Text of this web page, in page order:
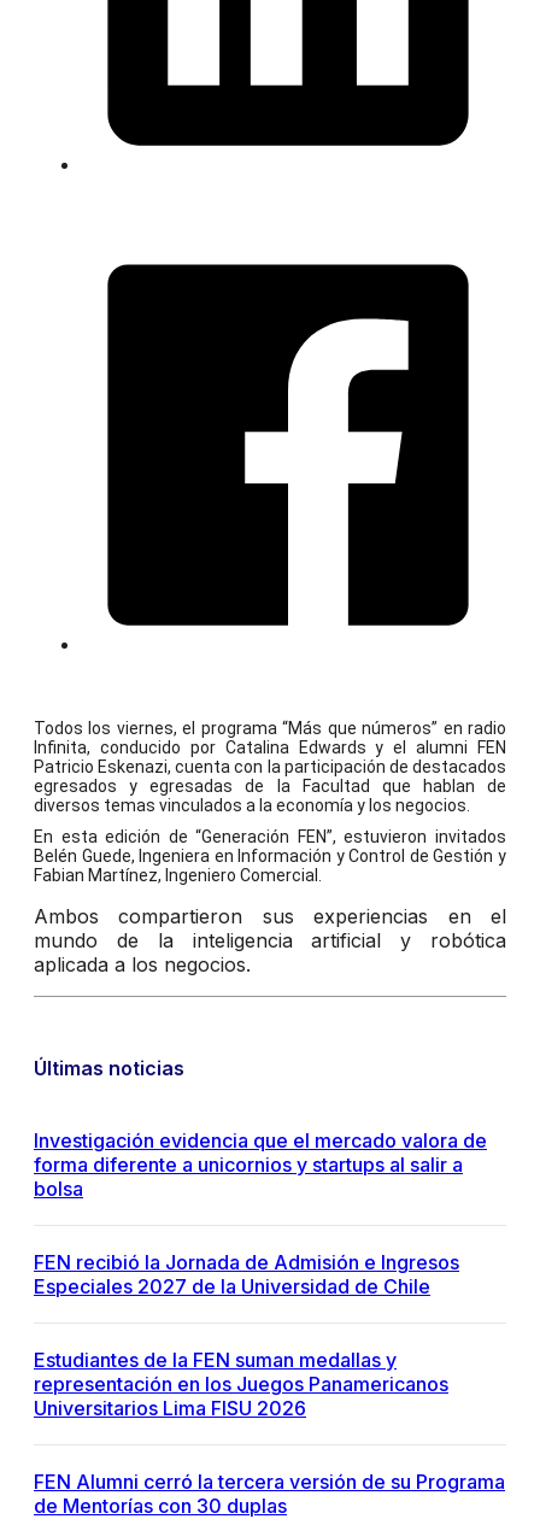
Todos los viernes, el programa “Más que números” en radio
Infinita, conducido por Catalina Edwards y el alumni FEN
Patricio Eskenazi, cuenta con la participación de destacados
egresados y egresadas de la Facultad que hablan de
diversos temas vinculados a la economía y los negocios.
En esta edición de “Generación FEN”, estuvieron invitados
Belén Guede, Ingeniera en Información y Control de Gestión y
Fabian Martínez, Ingeniero Comercial.
Ambos compartieron sus experiencias en el
mundo de la inteligencia artificial y robótica
aplicada a los negocios.
Últimas noticias
Investigación evidencia que el mercado valora de
forma diferente a unicornios y startups al salir a
bolsa
FEN recibió la Jornada de Admisión e Ingresos
Especiales 2027 de la Universidad de Chile
Estudiantes de la FEN suman medallas y
representación en los Juegos Panamericanos
Universitarios Lima FISU 2026
FEN Alumni cerró la tercera versión de su Programa
de Mentorías con 30 duplas